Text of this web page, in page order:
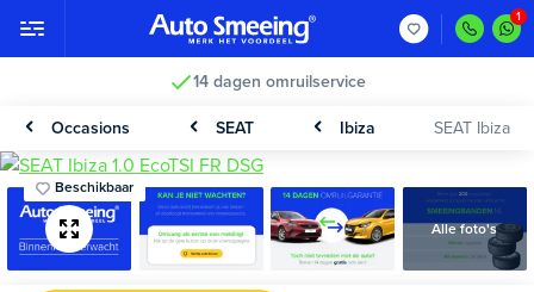
14 dagen omruilservice
Occasions SEAT Ibiza SEAT Ibiza
Beschikbaar
Alle foto's